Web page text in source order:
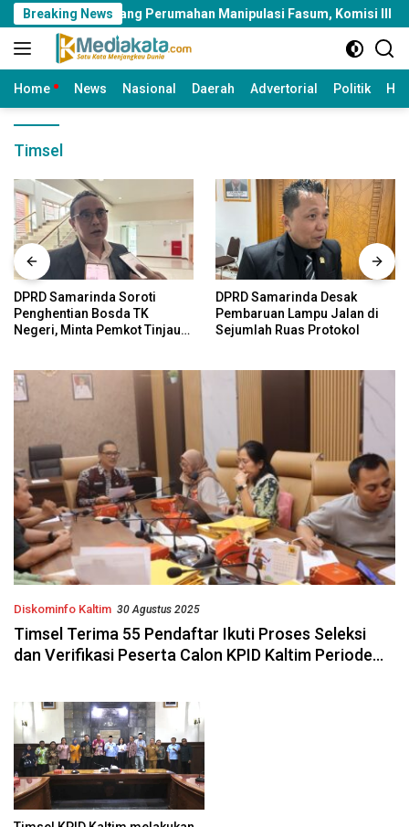
Langsung
ke
konten
Breaking NewsPerumahan Manipulasi Fasum, Komisi III Dorong
Home News Nasional Daerah Advertorial Politik
Timsel
DPRD Samarinda Soroti
Penghentian Bosda TK
Negeri, Minta Pemkot Tinjau
DPRD Samarinda Desak
Pembaruan Lampu Jalan di
Sejumlah Ruas Protokol
Diskominfo Kaltim 30 Agustus 2025
Timsel Terima 55 Pendaftar Ikuti Proses Seleksi
dan Verifikasi Peserta Calon KPID Kaltim Periode